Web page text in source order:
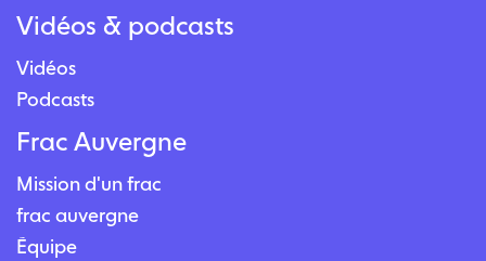
Vidéos & podcasts
Vidéos
Podcasts
Frac Auvergne
Mission d'un frac
frac auvergne
Équipe